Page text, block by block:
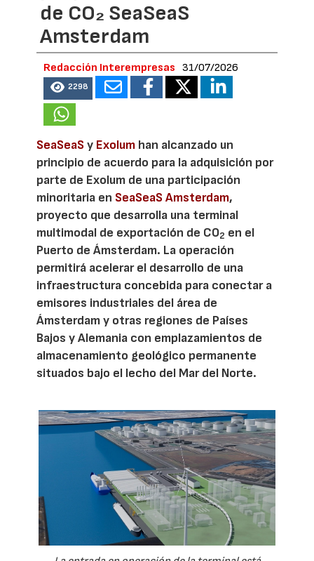
de CO₂ SeaSeaS
Amsterdam
Redacción Interempresas 31/07/2026
2298
SeaSeaSy Exolum han alcanzado un
principio de acuerdo para la adquisición por
parte de Exolum de una participación
minoritaria en SeaSeaS Amsterdam,
proyecto que desarrolla una terminal
multimodal de exportación de CO2 en el
Puerto de Ámsterdam. La operación
permitirá acelerar el desarrollo de una
infraestructura concebida para conectar a
emisores industriales del área de
Ámsterdam y otras regiones de Países
Bajos y Alemania con emplazamientos de
almacenamiento geológico permanente
situados bajo el lecho del Mar del Norte.